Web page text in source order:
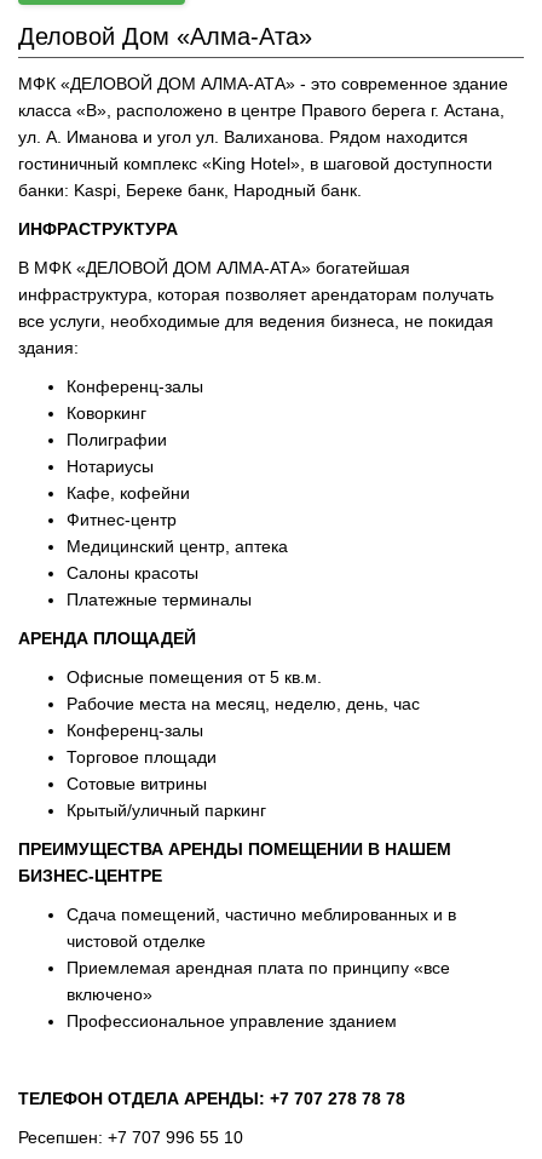
Деловой Дом «Алма-Ата»
МФК «ДЕЛОВОЙ ДОМ АЛМА-АТА» - это современное здание
класса «В», расположено в центре Правого берега г. Астана,
ул. А. Иманова и угол ул. Валиханова. Рядом находится
гостиничный комплекс «King Hotel», в шаговой доступности
банки: Kaspi, Береке банк, Народный банк.
ИНФРАСТРУКТУРА
В МФК «ДЕЛОВОЙ ДОМ АЛМА-АТА» богатейшая
инфраструктура, которая позволяет арендаторам получать
все услуги, необходимые для ведения бизнеса, не покидая
здания:
Конференц-залы
Коворкинг
Полиграфии
Нотариусы
Кафе, кофейни
Фитнес-центр
Медицинский центр, аптека
Салоны красоты
Платежные терминалы
АРЕНДА ПЛОЩАДЕЙ
Офисные помещения от 5 кв.м.
Рабочие места на месяц, неделю, день, час
Конференц-залы
Торговое площади
Сотовые витрины
Крытый/уличный паркинг
ПРЕИМУЩЕСТВА АРЕНДЫ ПОМЕЩЕНИИ В НАШЕМ
БИЗНЕС-ЦЕНТРЕ
Сдача помещений, частично меблированных и в
чистовой отделке
Приемлемая арендная плата по принципу «все
включено»
Профессиональное управление зданием
ТЕЛЕФОН ОТДЕЛА АРЕНДЫ: +7 707 278 78 78
Ресепшен: +7 707 996 55 10